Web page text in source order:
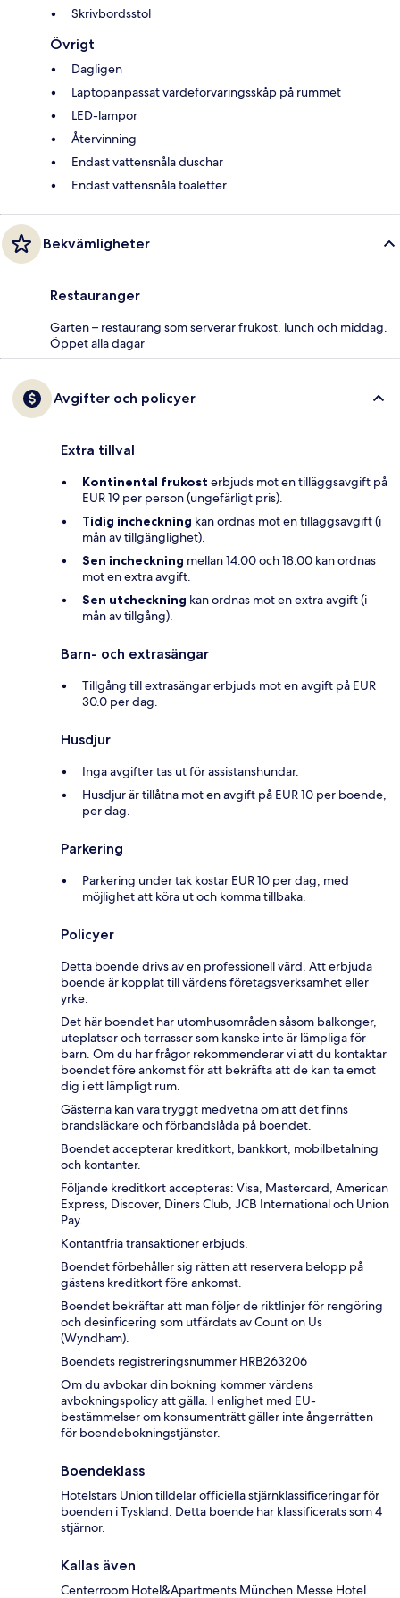
Skrivbordsstol
Övrigt
Dagligen
Laptopanpassat värdeförvaringsskåp på rummet
LED-lampor
Återvinning
Endast vattensnåla duschar
Endast vattensnåla toaletter
Bekvämligheter
Restauranger
Garten – restaurang som serverar frukost, lunch och middag.
Öppet alla dagar
Avgifter och policyer
Extra tillval
Kontinental frukost erbjuds mot en tilläggsavgift på
EUR 19 per person (ungefärligt pris).
Tidig incheckning kan ordnas mot en tilläggsavgift (i
mån av tillgänglighet).
Sen incheckning mellan 14.00 och 18.00 kan ordnas
mot en extra avgift.
Sen utcheckning kan ordnas mot en extra avgift (i
mån av tillgång).
Barn- och extrasängar
Tillgång till extrasängar erbjuds mot en avgift på EUR
30.0 per dag.
Husdjur
Inga avgifter tas ut för assistanshundar.
Husdjur är tillåtna mot en avgift på EUR 10 per boende,
per dag.
Parkering
Parkering under tak kostar EUR 10 per dag, med
möjlighet att köra ut och komma tillbaka.
Policyer
Detta boende drivs av en professionell värd. Att erbjuda
boende är kopplat till värdens företagsverksamhet eller
yrke.
Det här boendet har utomhusområden såsom balkonger,
uteplatser och terrasser som kanske inte är lämpliga för
barn. Om du har frågor rekommenderar vi att du kontaktar
boendet före ankomst för att bekräfta att de kan ta emot
dig i ett lämpligt rum.
Gästerna kan vara tryggt medvetna om att det finns
brandsläckare och förbandslåda på boendet.
Boendet accepterar kreditkort, bankkort, mobilbetalning
och kontanter.
Följande kreditkort accepteras: Visa, Mastercard, American
Express, Discover, Diners Club, JCB International och Union
Pay.
Kontantfria transaktioner erbjuds.
Boendet förbehåller sig rätten att reservera belopp på
gästens kreditkort före ankomst.
Boendet bekräftar att man följer de riktlinjer för rengöring
och desinficering som utfärdats av Count on Us
(Wyndham).
Boendets registreringsnummer HRB263206
Om du avbokar din bokning kommer värdens
avbokningspolicy att gälla. I enlighet med EU-
bestämmelser om konsumenträtt gäller inte ångerrätten
för boendebokningstjänster.
Boendeklass
Hotelstars Union tilldelar officiella stjärnklassificeringar för
boenden i Tyskland. Detta boende har klassificerats som 4
stjärnor.
Kallas även
Centerroom Hotel&Apartments München.Messe Hotel